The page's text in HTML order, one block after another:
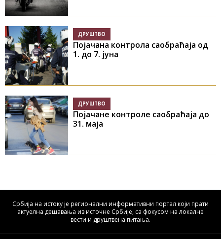
ДРУШТВО
Појачана контрола саобраћаја од
1. до 7. јуна
ДРУШТВО
Појачане контроле саобраћаја до
31. маја
Србија на истоку је регионални информативни портал који прати
актуелна дешавања из источне Србије, са фокусом на локалне
вести и друштвена питања.